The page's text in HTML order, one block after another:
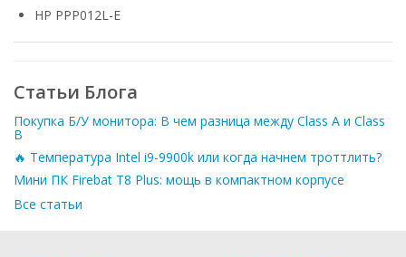
HP PPP012L-E
Статьи Блога
Покупка Б/У монитора: В чем разница между Class A и Class
B
🔥 Температура Intel i9-9900k или когда начнем троттлить?
Мини ПК Firebat T8 Plus: мощь в компактном корпусе
Все статьи